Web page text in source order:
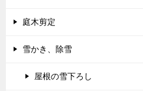
庭木剪定
雪かき、除雪
屋根の雪下ろし